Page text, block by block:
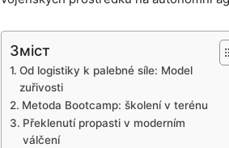
Зміст
Od logistiky k palebné síle: Model
zuřivosti
Metoda Bootcamp: školení v terénu
Překlenutí propasti v moderním
válčení